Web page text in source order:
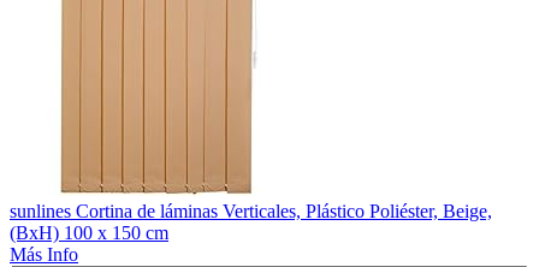
sunlines Cortina de láminas Verticales, Plástico Poliéster, Beige,
(BxH) 100 x 150 cm
Más Info